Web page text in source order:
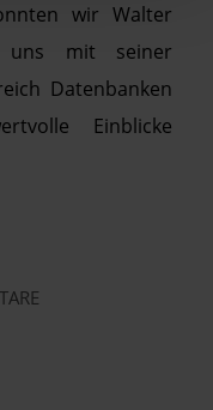
wir Walter
uns mit seiner
Datenbanken
Einblicke